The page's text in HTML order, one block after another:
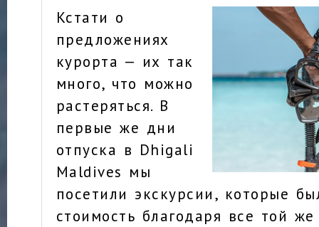
Кстати о
предложениях
курорта — их так
много, что можно
растеряться. В
первые же дни
отпуска в Dhigali
Maldives мы
посетили экскурсии, которые
стоимость благодаря все той